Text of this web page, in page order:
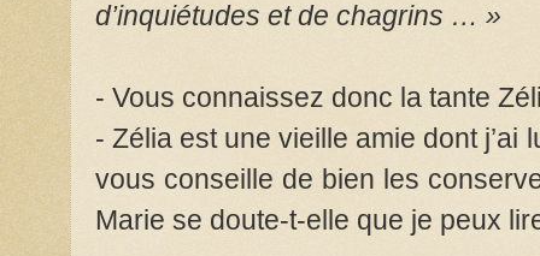
d’inquiétudes et de chagrins … »
- Vous connaissez donc la tante
- Zélia est une vieille amie dont j’ai
vous conseille de bien les
Marie se doute-t-elle que je peux